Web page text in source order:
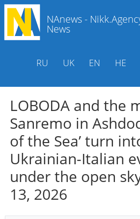
NAnews -
News
RU UK EN HE
LOBODA and the
Sanremo in
of the Sea’ turn
Ukrainian-Italian
under the open
13, 2026